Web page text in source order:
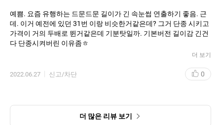
예쁨. 요즘 유행하는 드문드문 길이가 긴 속눈썹 연출하기 좋음. 근
데. 이거 예전에 있던 31번 이랑 비슷한거같은데? 그거 단종 시키고
가격이 거의 두배로 뛴거같은데 기분탓일까. 기본버전 길이감 긴건
다 단종시켜버린 이유좀ㅎ
더 보기
2022.06.27 신고/차단 0
더 많은 리뷰 보기